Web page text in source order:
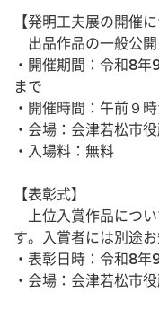
【発明工夫展の開催に
出品作品の一般公開
・開催期間：令和8
まで
・開催時間：午前９
・会場：会津若松市
・入場料：無料
【表彰式】
上位入賞作品につ
す。入賞者には別途お
・表彰日時：令和8
・会場：会津若松市